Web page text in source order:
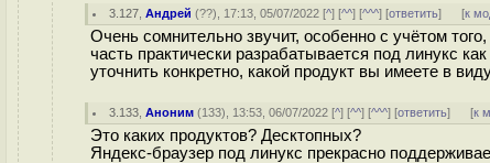
3.127 ,Андрей (??), 17:13, 05/07/2022 [^] [^^] [^^^] [ответить] [к
Очень сомнительно звучит, особенно с учётом
часть практически разрабатывается под линукс
уточнить конкретно, какой продукт вы имеете в
3.133 ,Аноним (133), 13:53, 06/07/2022 [^] [^^] [^^^] [ответить] [к
Это каких продуктов? Десктопных?
Яндекс-браузер под линукс прекрасно